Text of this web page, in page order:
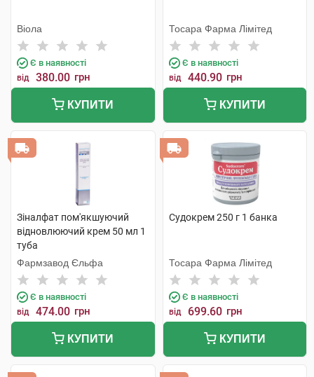
Віола
Є в наявності
від 380.00 грн
КУПИТИ
Тосара Фарма Лімітед
Є в наявності
від 440.90 грн
КУПИТИ
Зіналфат пом'якшуючий
відновлюючий крем 50 мл 1
туба
Фармзавод Єльфа
Є в наявності
від 474.00 грн
КУПИТИ
Судокрем 250 г 1 банка
Тосара Фарма Лімітед
Є в наявності
від 699.60 грн
КУПИТИ